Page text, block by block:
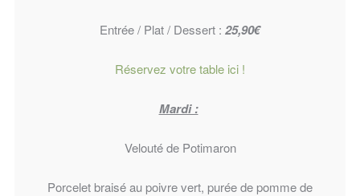
Entrée / Plat / Dessert : 25,90€
Réservez votre table ici !
Mardi :
Velouté de Potimaron
Porcelet braisé au poivre vert, purée de pomme de